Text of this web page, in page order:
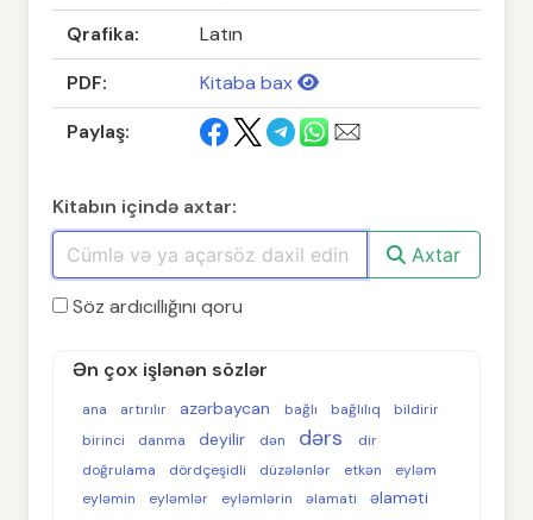
Qrafika:
Latın
PDF:
Kitaba bax
Paylaş:
Kitabın içində axtar:
Axtar
Söz ardıcıllığını qoru
Ən çox işlənən sözlər
ana artırılır azərbaycan bağlı bağlılıq
bildirir
birinci
danma deyilir dən dərs
dir
doğrulama
dördçeşidli düzələnlər etkən
eyləm
eyləmin
eyləmlər eyləmlərin əlamati əlaməti